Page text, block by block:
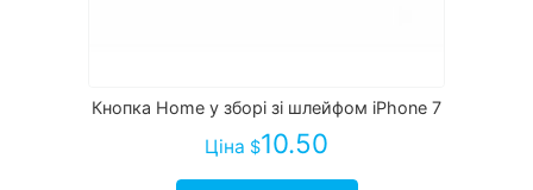
Кнопка Home у зборі зі шлейфом iPhone 7
Ціна $10.50